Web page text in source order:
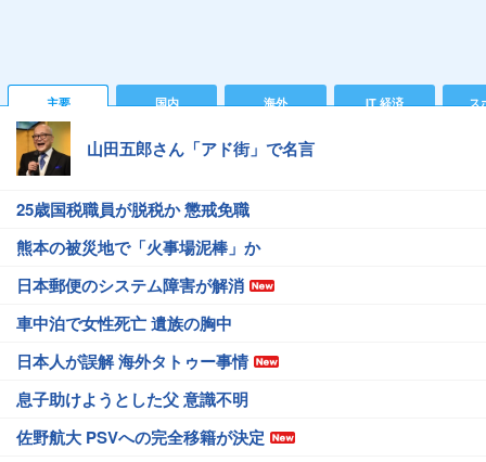
主要 国内 海外 IT 経済 ス
山田五郎さん「アド街」で名言
25歳国税職員が脱税か 懲戒免職
熊本の被災地で「火事場泥棒」か
日本郵便のシステム障害が解消
車中泊で女性死亡 遺族の胸中
日本人が誤解 海外タトゥー事情
息子助けようとした父 意識不明
佐野航大 PSVへの完全移籍が決定